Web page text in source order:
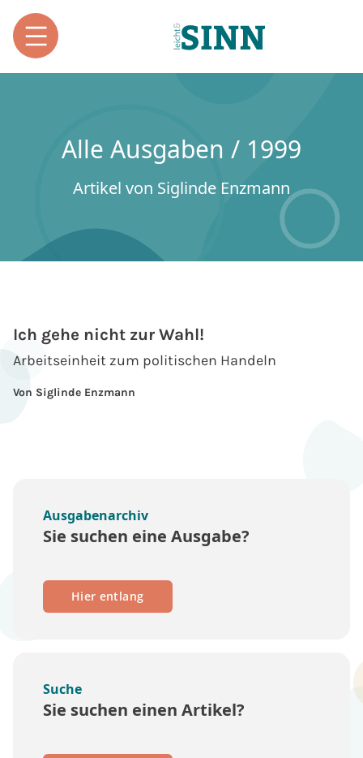
Alle Ausgaben / 1999
Artikel von Siglinde Enzmann
Ich gehe nicht zur Wahl!
Arbeitseinheit zum politischen Handeln
Von Siglinde Enzmann
Ausgabenarchiv
Sie suchen eine Ausgabe?
Hier entlang
Suche
Sie suchen einen Artikel?